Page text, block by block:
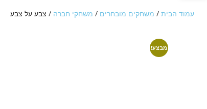
עמוד הבית / משחקים מובחרים / משחקי חברה / צבע על צבע
מבצע!